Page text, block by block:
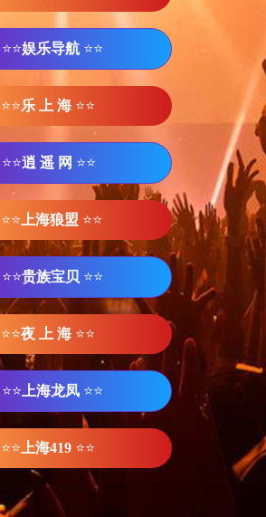
⭐⭐娱乐导航 ⭐⭐
⭐⭐乐 上 海 ⭐⭐
⭐⭐逍 遥 网 ⭐⭐
⭐⭐ 上海狼盟 ⭐⭐
⭐⭐贵族宝贝 ⭐⭐
⭐⭐夜 上 海 ⭐⭐
⭐⭐ 上海龙凤 ⭐⭐
⭐⭐ 上海419 ⭐⭐